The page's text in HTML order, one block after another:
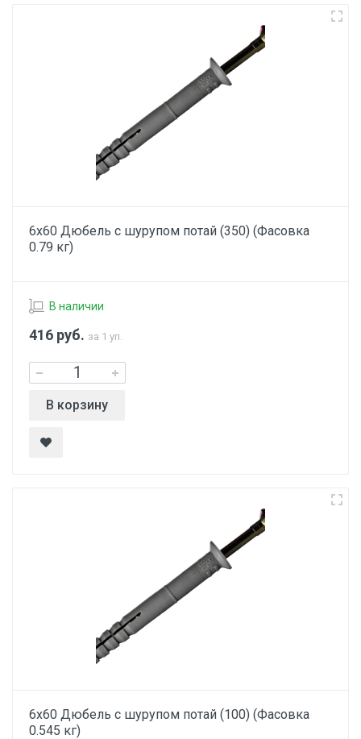
6х60 Дюбель с шурупом потай (350) (Фасовка
0.79 кг)
В наличии
416 руб. за 1 уп.
В корзину
6х60 Дюбель с шурупом потай (100) (Фасовка
0.545 кг)